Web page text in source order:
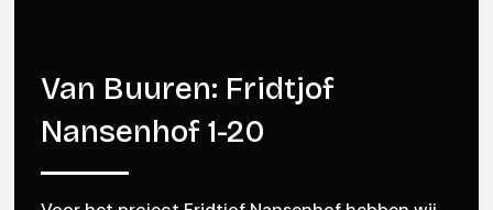
Van Buuren: Fridtjof
Nansenhof 1-20